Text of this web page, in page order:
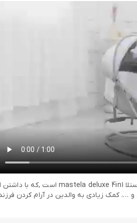
اتصال به گوشی همراه هوشمند، قابلیت موزیکال با 15 ملودی جذاب، کمربند